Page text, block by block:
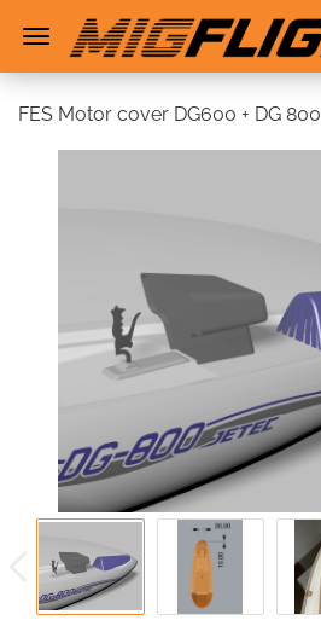
FES Motor cover DG600 + DG 800